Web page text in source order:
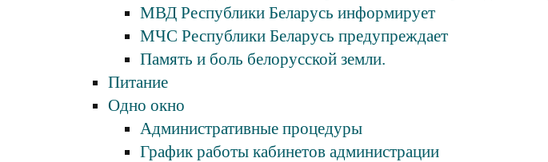
МВД Республики Беларусь информирует
МЧС Республики Беларусь предупреждает
Память и боль белорусской земли.
Питание
Одно окно
Административные процедуры
График работы кабинетов администрации